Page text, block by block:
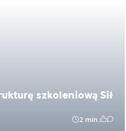
szkoleniową Sił
2 min.